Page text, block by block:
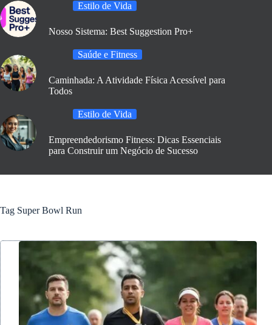
Estilo de Vida
Nosso Sistema: Best Suggestion Pro+
Saúde e Fitness
Caminhada: A Atividade Física Acessível para
Todos
Estilo de Vida
Empreendedorismo Fitness: Dicas Essenciais
para Construir um Negócio de Sucesso
Tag Super Bowl Run